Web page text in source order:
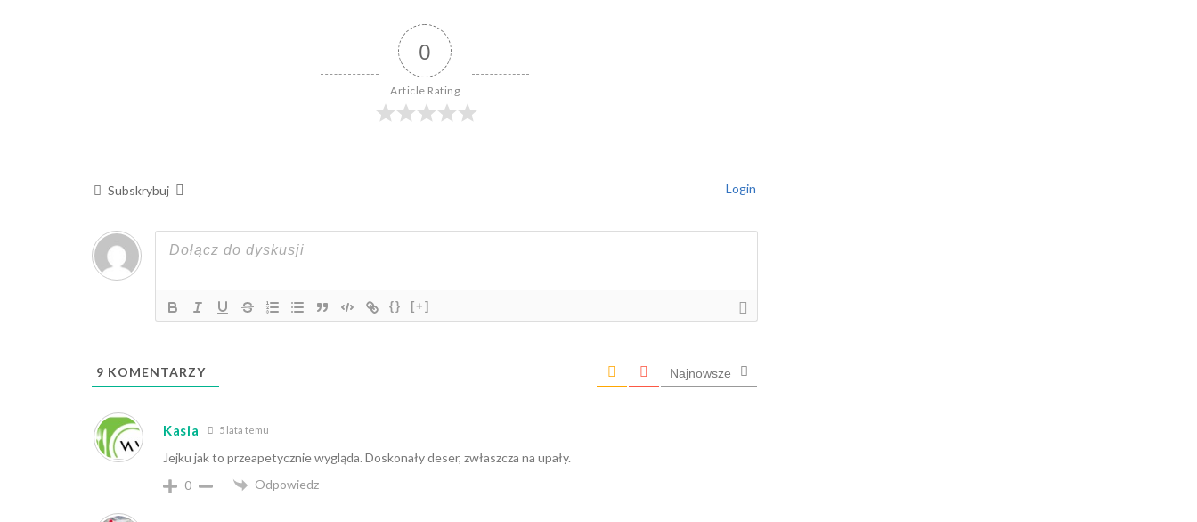
0
Article Rating
Subskrybuj Login
{} [+]
9 KOMENTARZY Najnowsze
Kasia 5 lata temu
Jejku jak to przeapetycznie wygląda. Doskonały deser, zwłaszcza na upały.
0
Odpowiedz